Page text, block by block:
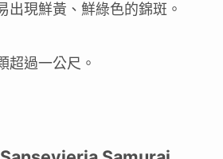
出現鮮黃、鮮綠色的錦斑。
超過一公尺。